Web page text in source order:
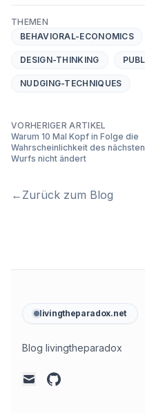
THEMEN
BEHAVIORAL-ECONOMICS
DESIGN-THINKING
NUDGING-TECHNIQUES
VORHERIGER ARTIKEL
Warum 10 Mal Kopf in Folge die
Wahrscheinlichkeit des nächsten
Wurfs nicht ändert
← Zurück zum Blog
livingtheparadox.net
Blog livingtheparadox
mail
github